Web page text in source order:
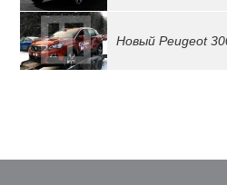
Новый Peugeot